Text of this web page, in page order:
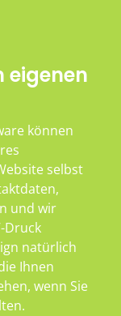
eigenen
können
selbst
und wir
Druck
natürlich
Ihnen
wenn Sie